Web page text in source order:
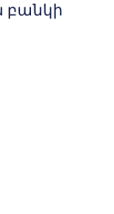
բանկի